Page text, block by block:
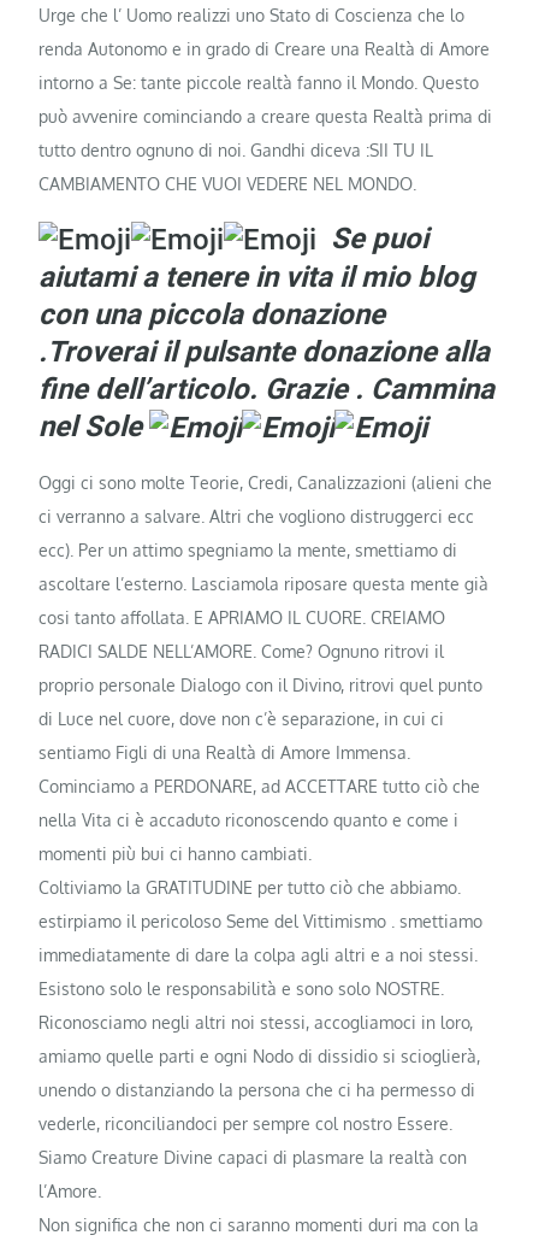
Urge che l’ Uomo realizzi uno Stato di Coscienza che lo
renda Autonomo e in grado di Creare una Realtà di Amore
intorno a Se: tante piccole realtà fanno il Mondo. Questo
può avvenire cominciando a creare questa Realtà prima di
tutto dentro ognuno di noi. Gandhi diceva :SII TU IL
CAMBIAMENTO CHE VUOI VEDERE NEL MONDO.
Se puoi
aiutami a tenere in vita il mio blog
con una piccola donazione
.Troverai il pulsante donazione alla
fine dell’articolo. Grazie . Cammina
nel Sole
Oggi ci sono molte Teorie, Credi, Canalizzazioni (alieni che
ci verranno a salvare. Altri che vogliono distruggerci ecc
ecc). Per un attimo spegniamo la mente, smettiamo di
ascoltare l’esterno. Lasciamola riposare questa mente già
cosi tanto affollata. E APRIAMO IL CUORE. CREIAMO
RADICI SALDE NELL’AMORE. Come? Ognuno ritrovi il
proprio personale Dialogo con il Divino, ritrovi quel punto
di Luce nel cuore, dove non c’è separazione, in cui ci
sentiamo Figli di una Realtà di Amore Immensa.
Cominciamo a PERDONARE, ad ACCETTARE tutto ciò che
nella Vita ci è accaduto riconoscendo quanto e come i
momenti più bui ci hanno cambiati.
Coltiviamo la GRATITUDINE per tutto ciò che abbiamo.
estirpiamo il pericoloso Seme del Vittimismo . smettiamo
immediatamente di dare la colpa agli altri e a noi stessi.
Esistono solo le responsabilità e sono solo NOSTRE.
Riconosciamo negli altri noi stessi, accogliamoci in loro,
amiamo quelle parti e ogni Nodo di dissidio si scioglierà,
unendo o distanziando la persona che ci ha permesso di
vederle, riconciliandoci per sempre col nostro Essere.
Siamo Creature Divine capaci di plasmare la realtà con
l’Amore.
Non significa che non ci saranno momenti duri ma con la